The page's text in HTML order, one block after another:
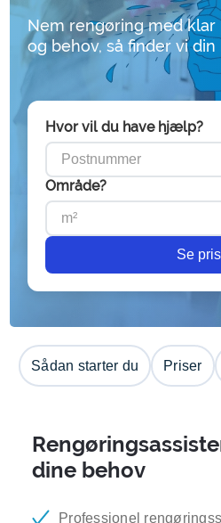
Nem rengøring med
og behov, så finder vi
Hvor vil du have hjælp?
Område?
Se pris
Sådan starter du Priser
dine behov
Professionel